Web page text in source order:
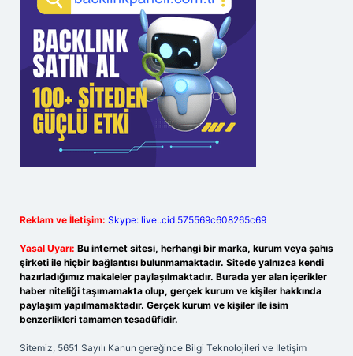
Reklam ve İletişim: Skype: live:.cid.575569c608265c69
Yasal Uyarı: Bu internet sitesi, herhangi bir marka, kurum veya şahıs
şirketi ile hiçbir bağlantısı bulunmamaktadır. Sitede yalnızca kendi
hazırladığımız makaleler paylaşılmaktadır. Burada yer alan içerikler
haber niteliği taşımamakta olup, gerçek kurum ve kişiler hakkında
paylaşım yapılmamaktadır. Gerçek kurum ve kişiler ile isim
benzerlikleri tamamen tesadüfidir.
Sitemiz, 5651 Sayılı Kanun gereğince Bilgi Teknolojileri ve İletişim